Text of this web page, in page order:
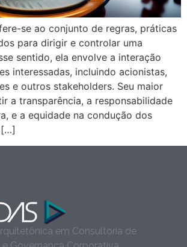
se ao conjunto de regras, práticas
para dirigir e controlar uma
sentido, ela envolve a interação
interessadas, incluindo acionistas,
e outros stakeholders. Seu maior
a transparência, a responsabilidade
e a equidade na condução dos
[…]
em Consultoria de